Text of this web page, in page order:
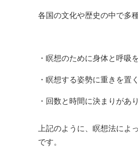
各国の文化や歴史の中で多
・瞑想のために身体と呼吸
・瞑想する姿勢に重きを置
・回数と時間に決まりがあ
上記のように、瞑想法によ
です。